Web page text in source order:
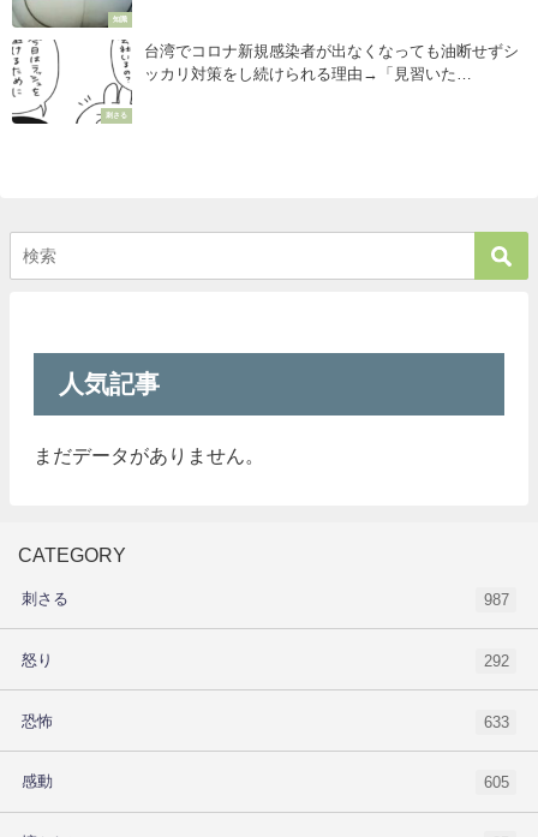
知識
刺さる
台湾でコロナ新規感染者が出なくなっても油断せずシ
ッカリ対策をし続けられる理由→「見習いた
人気記事
まだデータがありません。
CATEGORY
刺さる 987
怒り 292
恐怖 633
感動 605